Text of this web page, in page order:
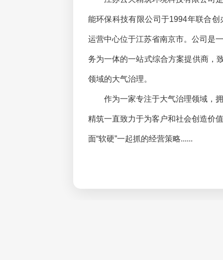
能环保科技有限公司于1994年联合
运营中心位于江苏省南京市。公司是
务为一体的一站式综合方案提供商，
领域的大气治理。
作为一家专注于大气治理领域，
精筑一直致力于为客户和社会创造价
面“软硬”一起抓的经营策略......